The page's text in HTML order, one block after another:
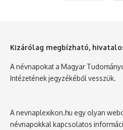
Kizárólag megbízható,
A névnapokat a Magyar
Intézetének jegyzékéből vesszük.
A nevnaplexikon.hu egy olyan
névnapokkal kapcsolatos